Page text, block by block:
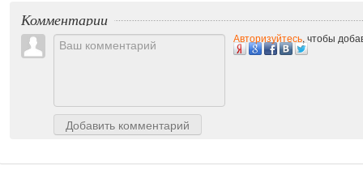
Комментарии
Добавить комментарий
Авторизуйтесь, чтобы